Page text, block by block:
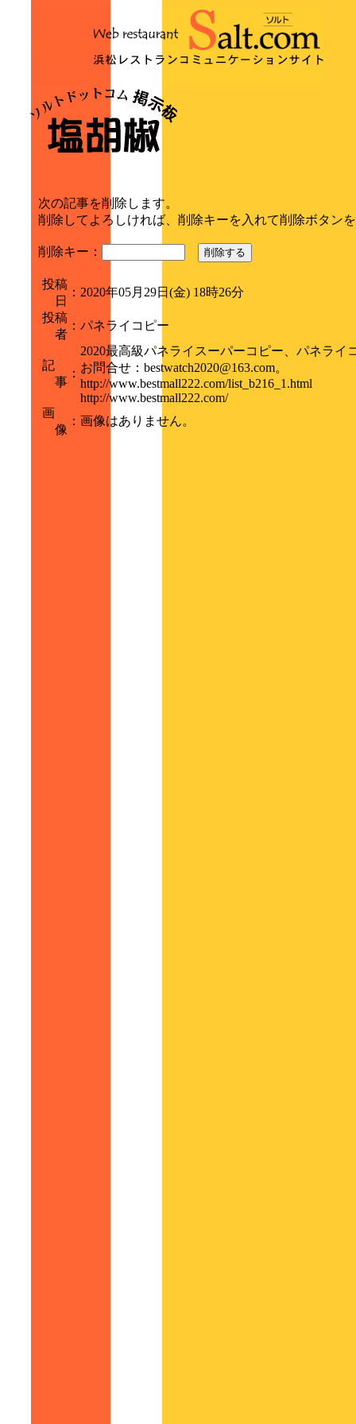
次の記事を削除します。
削除してよろしければ、削除キーを入れて削除ボタン
削除キー： 削除する
投稿
日
： 2020年05月29日(金) 18時26分
投稿
者
： パネライコピー
記
事
：
2020最高級パネライスーパーコピー、パネラ
お問合せ：bestwatch2020@163.com。
http://www.bestmall222.com/list_b216_1.html
http://www.bestmall222.com/
画
像
： 画像はありません。